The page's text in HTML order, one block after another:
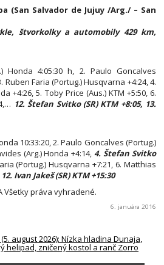
(San Salvador de Jujuy /Arg./ – San
štvorkolky a automobily 429 km,
Honda 4:05:30 h, 2. Paulo Goncalves
Ruben Faria (Portug.) Husqvarna +4:24, 4.
+4:26, 5. Toby Price (Aus.) KTM +5:50, 6.
12. Štefan Svitko (SR) KTM +8:05, 13.
10:33:20, 2. Paulo Goncalves (Portug.)
(Arg.) Honda +4:14,4. Štefan Svitko
(Portug.) Husqvarna +7:21, 6. Matthias
12. Ivan Jakeš (SR) KTM +15:30
Všetky práva vyhradené.
6. januára 2016
august 2026): Nízka hladina Dunaja,
helipad, zničený kostol a ranč Zorro